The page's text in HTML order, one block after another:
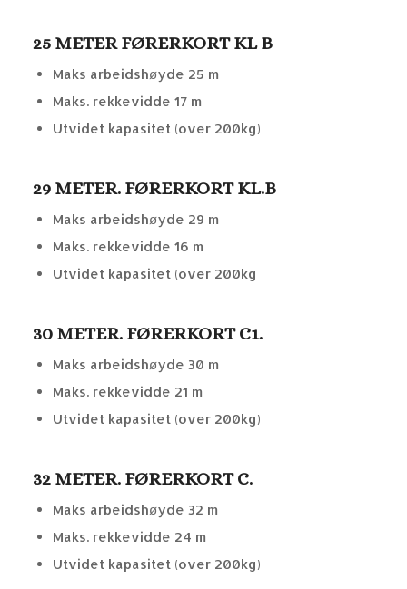
25 METER FØRERKORT KL B
Maks arbeidshøyde 25 m
Maks. rekkevidde 17 m
Utvidet kapasitet (over 200kg)
29 METER. FØRERKORT KL.B
Maks arbeidshøyde 29 m
Maks. rekkevidde 16 m
Utvidet kapasitet (over 200kg
30 METER. FØRERKORT C1.
Maks arbeidshøyde 30 m
Maks. rekkevidde 21 m
Utvidet kapasitet (over 200kg)
32 METER. FØRERKORT C.
Maks arbeidshøyde 32 m
Maks. rekkevidde 24 m
Utvidet kapasitet (over 200kg)